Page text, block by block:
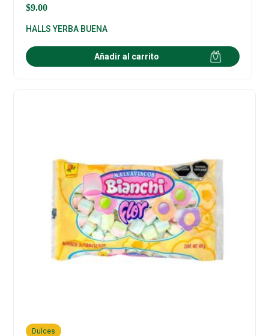
$9.00
HALLS YERBA BUENA
Añadir al carrito
Dulces